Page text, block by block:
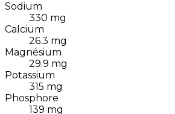
Sodium
330 mg
Calcium
26.3 mg
Magnésium
29.9 mg
Potassium
315 mg
Phosphore
139 mg